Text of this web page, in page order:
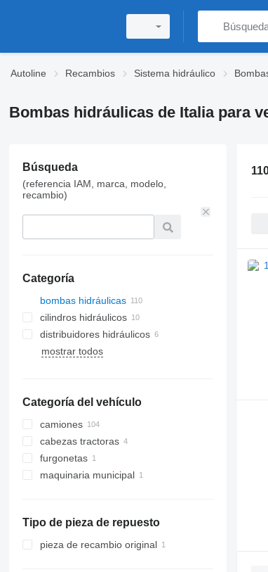
Autoline Recambios Sistema hidráulico
Bombas hidráulicas de Italia para
Búsqueda
(referencia IAM, marca, modelo,
recambio)
Categoría
bombas hidráulicas
cilindros hidráulicos
distribuidores hidráulicos
mostrar todos
Categoría del vehículo
camiones
cabezas tractoras
furgonetas
maquinaria municipal
Tipo de pieza de repuesto
pieza de recambio original